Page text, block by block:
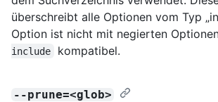
überschreibt alle Optionen vom Typ
Option ist nicht mit negierten
include
kompatibel.
--prune=<glob>